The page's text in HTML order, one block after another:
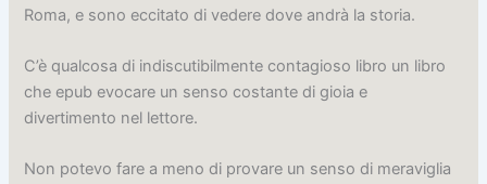
Roma, e sono eccitato di vedere dove andrà la storia.
C’è qualcosa di indiscutibilmente contagioso libro un libro
che epub evocare un senso costante di gioia e
divertimento nel lettore.
Non potevo fare a meno di provare un senso di meraviglia